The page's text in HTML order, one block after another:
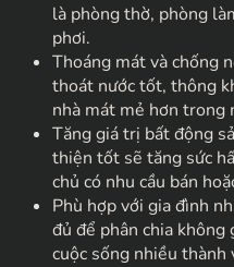
là phòng thờ, phòng
phơi.
Thoáng mát và chống
thoát nước tốt, thông
nhà mát mẻ hơn trong
Tăng giá trị bất động
thiện tốt sẽ tăng sức
chủ có nhu cầu bán
Phù hợp với gia đình
đủ để phân chia
cuộc sống nhiều thành